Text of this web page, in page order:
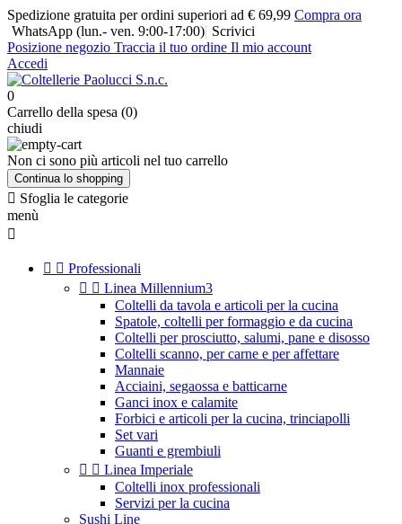
Spedizione gratuita per ordini superiori ad € 69,99 Compra ora
WhatsApp (lun.- ven. 9:00-17:00)| Scrivici
Posizione negozio Traccia il tuo ordine Il mio account
Accedi
0
Carrello della spesa (0)
chiudi
Non ci sono più articoli nel tuo carrello
Continua lo shopping
 Sfoglia le categorie
menù

  Professionali
  Linea Millennium3
Coltelli da tavola e articoli per la cucina
Spatole, coltelli per formaggio e da cucina
Coltelli per prosciutto, salumi, pane e disosso
Coltelli scanno, per carne e per affettare
Mannaie
Acciaini, segaossa e batticarne
Ganci inox e calamite
Forbici e articoli per la cucina, trinciapolli
Set vari
Guanti e grembiuli
  Linea Imperiale
Coltelli inox professionali
Servizi per la cucina
Sushi Line